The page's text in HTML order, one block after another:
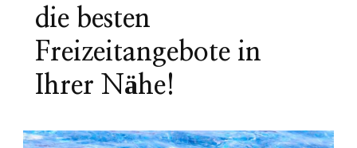
die besten
Freizeitangebote in
Ihrer Nähe!